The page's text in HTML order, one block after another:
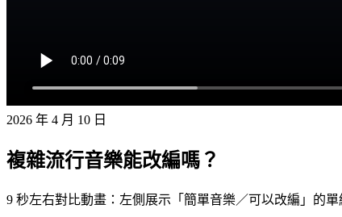
2026 年 4 月 10 日
複雜流行音樂能改編嗎？
9 秒左右對比動畫：左側展示「簡單音樂／可以改編」的